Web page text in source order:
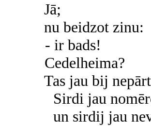
Jā;
nu beidzot zinu:
- ir bads!
Cedelheima?
Tas jau bij
Sirdi jau
un sirdij jau